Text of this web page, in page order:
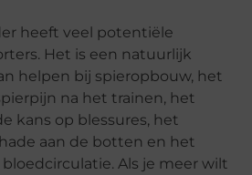
heeft veel potentiële
Het is een natuurlijk
helpen bij spieropbouw, het
na het trainen, het
kans op blessures, het
aan de botten en het
Als je meer wilt